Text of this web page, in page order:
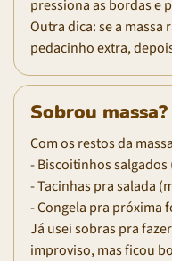
pressiona as bordas e
Outra dica: se a massa
pedacinho extra,
Sobrou
Com os restos da
- Biscoitinhos
- Tacinhas pra salada
- Congela pra próxima
Já usei sobras pra
improviso, mas ficou